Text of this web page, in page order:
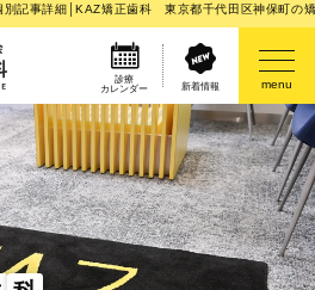
別記事詳細│KAZ矯正歯科 東京都千代田区神保町の
診療
カレンダー
新着情報 menu
案内